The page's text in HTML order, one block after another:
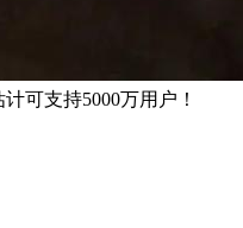
可支持5000万用户！